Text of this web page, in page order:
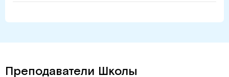
Преподаватели Школы